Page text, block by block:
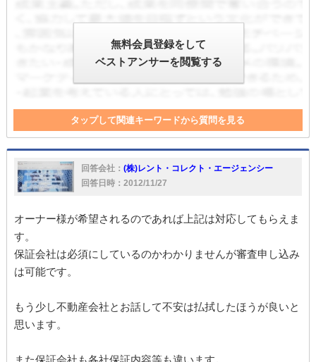
無料会員登録をして
ベストアンサーを閲覧する
タップして関連キーワードから質問を見る
不動産会社 契約書 保証会社 大家 不動産
保険
回答会社： (株)レント・コレクト・エージェンシー
回答日時：2012/11/27
オーナー様が希望されるのであれば上記は対応してもらえま
す。
保証会社は必須にしているのかわかりませんが審査申し込み
は可能です。
もう少し不動産会社とお話して不安は払拭したほうが良いと
思います。